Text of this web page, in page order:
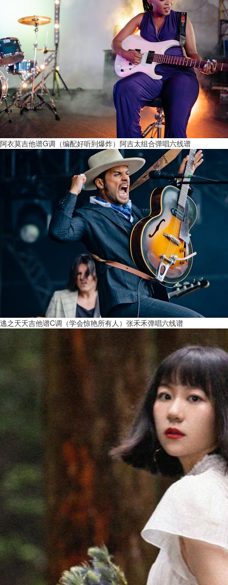
阿衣莫吉他谱G调（编配好听到爆炸）阿吉太组合弹唱六线谱
逃之夭夭吉他谱C调（学会惊艳所有人）张禾禾弹唱六线谱